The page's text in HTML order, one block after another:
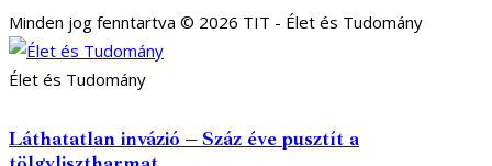
Minden jog fenntartva © 2026 TIT - Élet és Tudomány
Élet és Tudomány
Láthatatlan invázió – Száz éve pusztít a